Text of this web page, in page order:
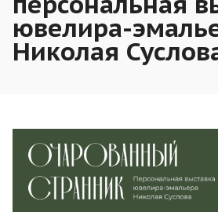
ювелира-
Николая